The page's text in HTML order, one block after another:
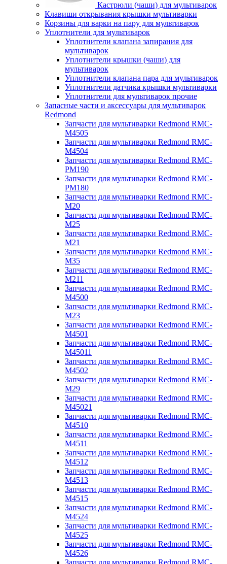
Кастрюли (чаши) для мультиварок
Клавиши открывания крышки мультиварки
Корзины для варки на пару для мультиварок
Уплотнители для мультиварок
Уплотнители клапана запирания для
мультиварок
Уплотнители крышки (чаши) для
мультиварок
Уплотнители клапана пара для мультиварок
Уплотнители датчика крышки мультиварки
Уплотнители для мультиварок прочие
Запасные части и аксессуары для мультиварок
Redmond
Запчасти для мультиварки Redmond RMC-
M4505
Запчасти для мультиварки Redmond RMC-
M4504
Запчасти для мультиварки Redmond RMC-
PM190
Запчасти для мультиварки Redmond RMC-
PM180
Запчасти для мультиварки Redmond RMC-
M20
Запчасти для мультиварки Redmond RMC-
M25
Запчасти для мультиварки Redmond RMC-
M21
Запчасти для мультиварки Redmond RMC-
M35
Запчасти для мультиварки Redmond RMC-
M211
Запчасти для мультиварки Redmond RMC-
M4500
Запчасти для мультиварки Redmond RMC-
M23
Запчасти для мультиварки Redmond RMC-
M4501
Запчасти для мультиварки Redmond RMC-
M45011
Запчасти для мультиварки Redmond RMC-
M4502
Запчасти для мультиварки Redmond RMC-
M29
Запчасти для мультиварки Redmond RMC-
M45021
Запчасти для мультиварки Redmond RMC-
M4510
Запчасти для мультиварки Redmond RMC-
M4511
Запчасти для мультиварки Redmond RMC-
M4512
Запчасти для мультиварки Redmond RMC-
M4513
Запчасти для мультиварки Redmond RMC-
M4515
Запчасти для мультиварки Redmond RMC-
M4524
Запчасти для мультиварки Redmond RMC-
M4525
Запчасти для мультиварки Redmond RMC-
M4526
Запчасти для мультиварки Redmond RMC-